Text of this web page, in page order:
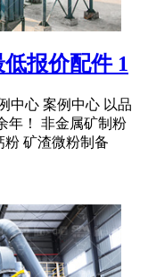
报价配件 1
中心 案例中心 以品
年！ 非金属矿制粉
粉 矿渣微粉制备